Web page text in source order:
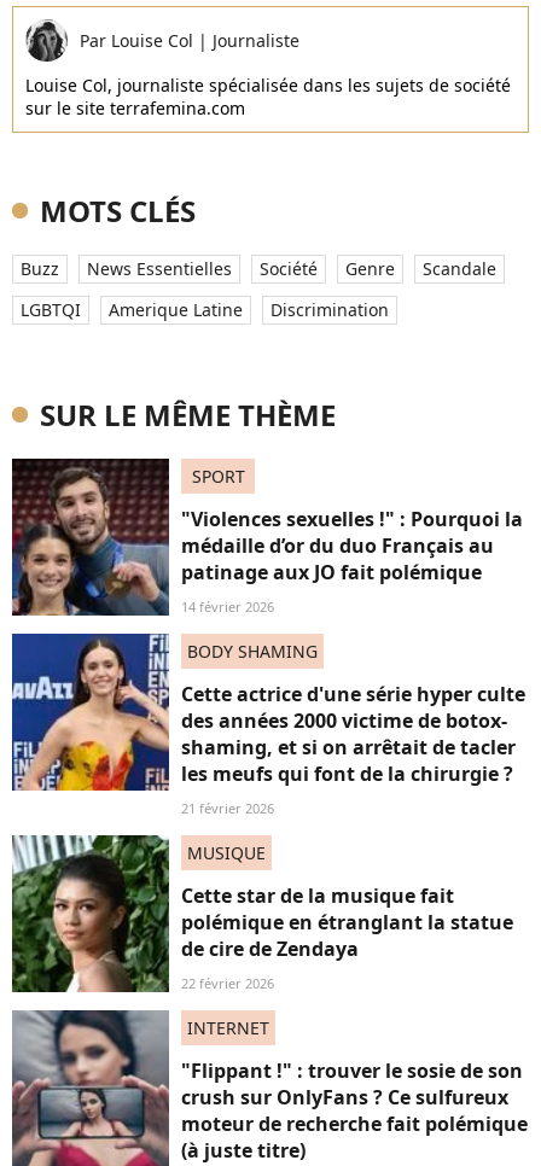
Par Louise Col | Journaliste
Louise Col, journaliste spécialisée dans les sujets de société
sur le site terrafemina.com
MOTS CLÉS
Buzz News Essentielles Société Genre
Scandale
LGBTQI
Amerique Latine Discrimination
SUR LE MÊME THÈME
SPORT
"Violences sexuelles !" : Pourquoi la
médaille d’or du duo Français au
patinage aux JO fait polémique
14 février 2026
BODY SHAMING
Cette actrice d'une série hyper culte
des années 2000 victime de botox-
shaming, et si on arrêtait de tacler
les meufs qui font de la chirurgie ?
21 février 2026
MUSIQUE
Cette star de la musique fait
polémique en étranglant la statue
de cire de Zendaya
22 février 2026
INTERNET
"Flippant !" : trouver le sosie de son
crush sur OnlyFans ? Ce sulfureux
moteur de recherche fait polémique
(à juste titre)